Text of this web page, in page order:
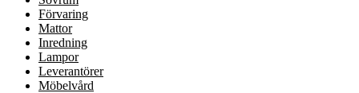
Förvaring
Mattor
Inredning
Lampor
Leverantörer
Möbelvård